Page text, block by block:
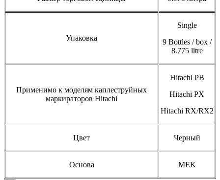
Упаковка
Single
9 Bottles / box /
8.775 litre
Применимо к моделям каплеструйных
маркираторов Hitachi
Hitachi PB
Hitachi PX
Hitachi RX/RX2
Цвет Черный
Основа MEK